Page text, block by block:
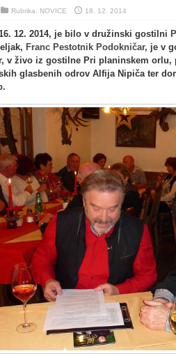
Rubrika: NOVICE 18. 12. 2014
12. 2014, je bilo v družinski gostilni
Franc Pestotnik Podokničar, je v
v živo iz gostilne Pri planinskem orlu,
glasbenih odrov Alfija Nipiča ter
.